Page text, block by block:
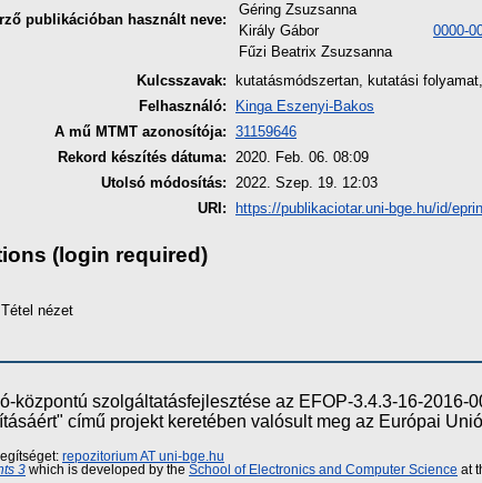
publikációban használt neve:
Géring Zsuzsanna
Király Gábor
0000-
Fűzi Beatrix Zsuzsanna
Kulcsszavak:
kutatásmódszertan, kutatási
Felhasználó:
Kinga Eszenyi-Bakos
A mű MTMT azonosítója: 31159646
Rekord készítés dátuma: 2020. Feb. 06. 08:09
Utolsó módosítás: 2022. Szep. 19. 12:03
URI:
https://publikaciotar.uni-bge.hu/id/
(login required)
Tétel nézet
központú szolgáltatásfejlesztése az EFOP-3.4.3-16-
című projekt keretében valósult meg az Európai
repozitorium AT uni-bge.hu
3 which is developed by the School of Electronics and Computer Science at